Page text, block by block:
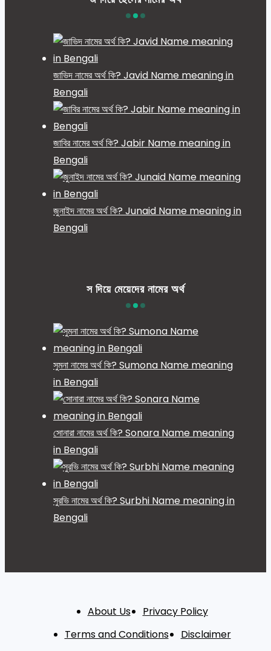
জাভিদ নামের অর্থ কি? Javid Name meaning in
Bengali
জাবির নামের অর্থ কি? Jabir Name meaning in
Bengali
জুনাইদ নামের অর্থ কি? Junaid Name meaning in
Bengali
স দিয়ে মেয়েদের নামের অর্থ
সুমনা নামের অর্থ কি? Sumona Name meaning
in Bengali
সোনারা নামের অর্থ কি? Sonara Name meaning
in Bengali
সুরভি নামের অর্থ কি? Surbhi Name meaning in
Bengali
About Us
Privacy Policy
Terms and Conditions
Disclaimer